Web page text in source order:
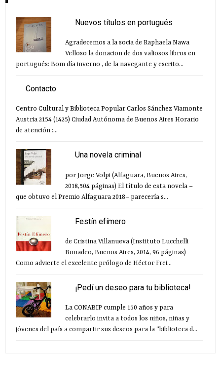
Nuevos títulos en portugués
Agradecemos a la socia de Raphaela Nawa
Velloso la donacion de dos valiosos libros en
portugués: Bom día inverno , de la navegante y escrito...
Contacto
Centro Cultural y Biblioteca Popular Carlos Sánchez Viamonte
Austria 2154 (1425) Ciudad Autónoma de Buenos Aires Horario
de atención :...
Una novela criminal
por Jorge Volpi (Alfaguara, Buenos Aires,
2018,504 páginas) El título de esta novela –
que obtuvo el Premio Alfaguara 2018– parecería s...
Festín efímero
de Cristina Villanueva (Instituto Lucchelli
Bonadeo, Buenos Aires, 2014, 96 páginas)
Como advierte el excelente prólogo de Héctor Frei...
¡Pedí un deseo para tu biblioteca!
La CONABIP cumple 150 años y para
celebrarlo invita a todos los niños, niñas y
jóvenes del país a compartir sus deseos para la “biblioteca d...